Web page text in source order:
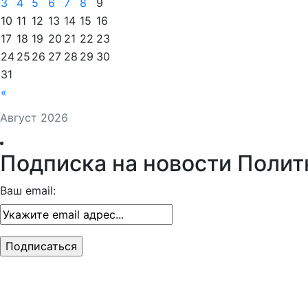
Август 2026
«
3
4 5 6 7 8
9
10 11 12 13 14 15 16
17 18 19 20 21 22 23
24 25 26 27 28 29 30
31
Подписка на новости
Ваш email: